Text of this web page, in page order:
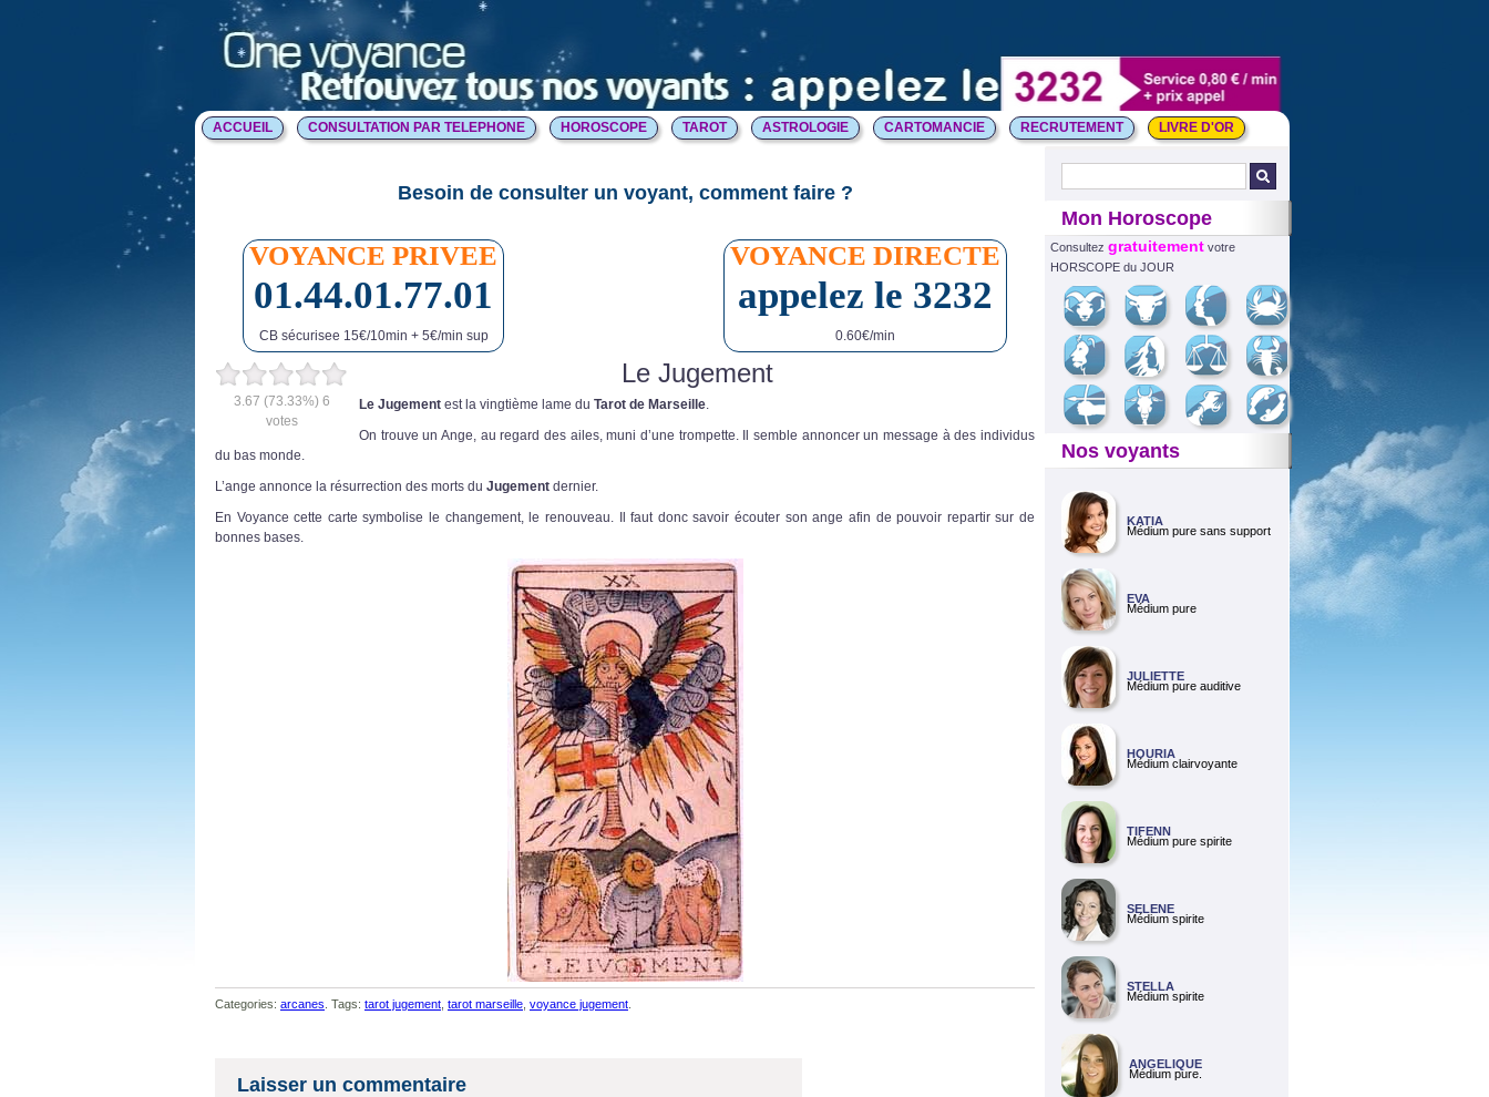
ACCUEIL CONSULTATION PAR TELEPHONE HOROSCOPE TAROT ASTROLOGIE CARTOMANCIE RECRUTEMENT LIVRE D'OR
Besoin de consulter un voyant, comment faire ?
VOYANCE PRIVEE
01.44.01.77.01
CB sécurisee 15€/10min + 5€/min sup
VOYANCE DIRECTE
appelez le 3232
0.60€/min
3.67 (73.33%) 6
votes
Le Jugement
Le Jugement est la vingtième lame du Tarot de Marseille.
On trouve un Ange, au regard des ailes, muni d’une trompette. Il semble annoncer un message à des individus
du bas monde.
L’ange annonce la résurrection des morts du Jugement dernier.
En Voyance cette carte symbolise le changement, le renouveau. Il faut donc savoir écouter son ange afin de pouvoir repartir sur de
bonnes bases.
Categories: arcanes . Tags: tarot jugement tarot marseille voyance jugement
Laisser un commentaire
Mon Horoscope
Consultez gratuitement votre
HORSCOPE du JOUR
Nos voyants
KATIA
Médium pure sans support
EVA
Médium pure
JULIETTE
Médium pure auditive
HOURIA
Médium clairvoyante
TIFENN
Médium pure spirite
SELENE
Médium spirite
STELLA
Médium spirite
ANGELIQUE
Médium pure.